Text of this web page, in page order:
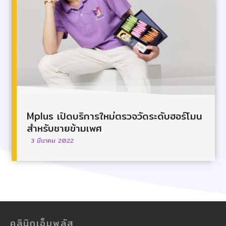
Mplus เปิดบริการใหม่ตรวจวัดระดับฮอร์โมน
สำหรับชายข้ามเพศ
3 มีนาคม 2022